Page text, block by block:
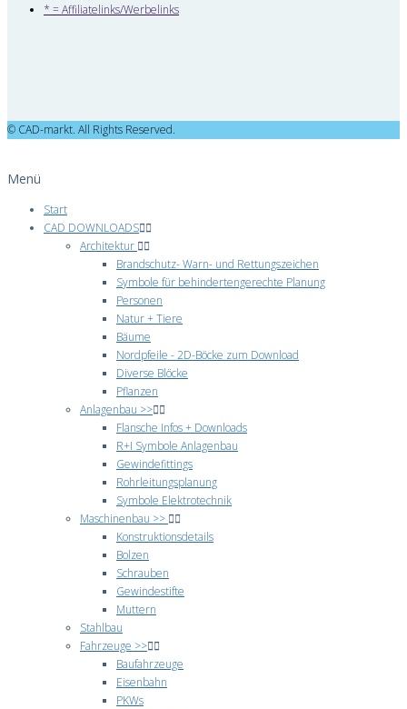
* = Affiliatelinks/Werbelinks
© CAD-markt. All Rights Reserved.
Menü
Start
CAD DOWNLOADS
Architektur
Brandschutz- Warn- und Rettungszeichen
Symbole für behindertengerechte Planung
Personen
Natur + Tiere
Bäume
Nordpfeile - 2D-Böcke zum Download
Diverse Blöcke
Pflanzen
Anlagenbau >>
Flansche Infos + Downloads
R+I Symbole Anlagenbau
Gewindefittings
Rohrleitungsplanung
Symbole Elektrotechnik
Maschinenbau >>
Konstruktionsdetails
Bolzen
Schrauben
Gewindestifte
Muttern
Stahlbau
Fahrzeuge >>
Baufahrzeuge
Eisenbahn
PKWs